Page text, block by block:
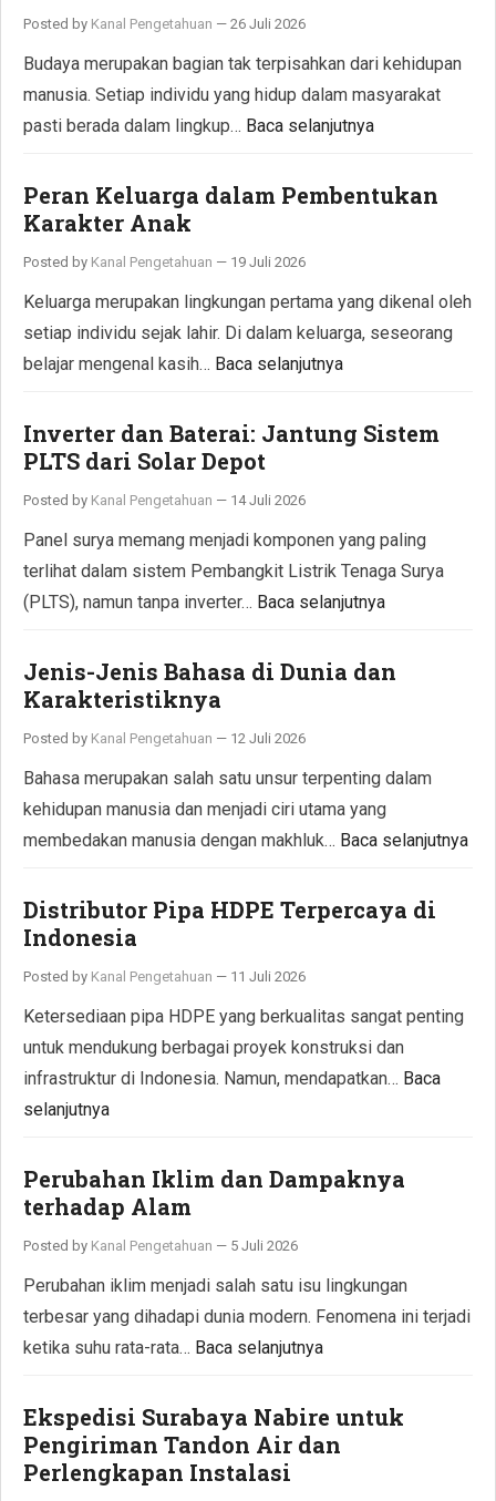
Posted by Kanal Pengetahuan — 26 Juli 2026
Budaya merupakan bagian tak terpisahkan dari kehidupan
manusia. Setiap individu yang hidup dalam masyarakat
pasti berada dalam lingkup… Baca selanjutnya
Peran Keluarga dalam Pembentukan
Karakter Anak
Posted by Kanal Pengetahuan — 19 Juli 2026
Keluarga merupakan lingkungan pertama yang dikenal oleh
setiap individu sejak lahir. Di dalam keluarga, seseorang
belajar mengenal kasih… Baca selanjutnya
Inverter dan Baterai: Jantung Sistem
PLTS dari Solar Depot
Posted by Kanal Pengetahuan — 14 Juli 2026
Panel surya memang menjadi komponen yang paling
terlihat dalam sistem Pembangkit Listrik Tenaga Surya
(PLTS), namun tanpa inverter… Baca selanjutnya
Jenis-Jenis Bahasa di Dunia dan
Karakteristiknya
Posted by Kanal Pengetahuan — 12 Juli 2026
Bahasa merupakan salah satu unsur terpenting dalam
kehidupan manusia dan menjadi ciri utama yang
membedakan manusia dengan makhluk… Baca selanjutnya
Distributor Pipa HDPE Terpercaya di
Indonesia
Posted by Kanal Pengetahuan — 11 Juli 2026
Ketersediaan pipa HDPE yang berkualitas sangat penting
untuk mendukung berbagai proyek konstruksi dan
infrastruktur di Indonesia. Namun, mendapatkan… Baca
selanjutnya
Perubahan Iklim dan Dampaknya
terhadap Alam
Posted by Kanal Pengetahuan — 5 Juli 2026
Perubahan iklim menjadi salah satu isu lingkungan
terbesar yang dihadapi dunia modern. Fenomena ini terjadi
ketika suhu rata-rata… Baca selanjutnya
Ekspedisi Surabaya Nabire untuk
Pengiriman Tandon Air dan
Perlengkapan Instalasi